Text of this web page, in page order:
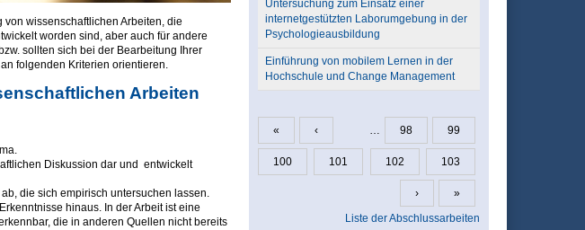
wissenschaftlichen Arbeiten, die
worden sind, aber auch für andere
sollten sich bei der Bearbeitung Ihrer
folgenden Kriterien orientieren.
Arbeiten
Diskussion dar und entwickelt
die sich empirisch untersuchen lassen.
hinaus. In der Arbeit ist eine
die in anderen Quellen nicht bereits
Untersuchung zum Einsatz einer
internetgestützten Laborumgebung in der
Psychologieausbildung
Einführung von mobilem Lernen in der
Hochschule und Change Management
Seiten
« ‹ … 98 99
100 101 102 103
›
»
Liste der Abschlussarbeiten